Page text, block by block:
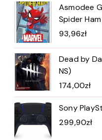
Asmodee
Spider
93,96zł
Dead by
NS)
174,00zł
Sony
299,90zł